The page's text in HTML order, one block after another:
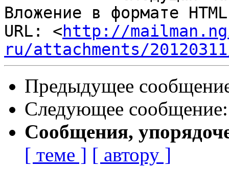
Вложение в формате
URL: <http://
ru/attachments/
Предыдущее
Следующее
Сообщения,
[ теме ] [ автору ]